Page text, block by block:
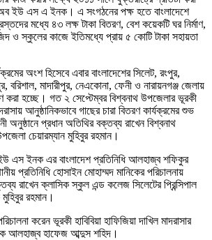
অব ইউ এস এ ইনক। এ সংগঠনের পক্ষ হতে বাংলাদেশে
মধ্যে ৪৩ লক্ষ টাকা বিতরণ, বেশ কয়েকটি ঘর নির্মাণ,
ও স্কুলের কাজে ইতিমধ্যে প্রায় ৫ কোটি টাকা সহায়তা
অংশ হিসেবে এবার বাংলাদেশের সিলেট, রংপুর,
বরিশাল, মাদারীপুর, নেএকোনা, ফেনী ও নারায়নগঞ্জ জেলায়
করা হচ্ছে। গত ২ সেপ্টেম্বর বিশ্বনাথ উপজেলার ভূরকী
আনুষ্ঠানিকভাবে গাছের চারা বিতরণ কার্যক্রমের শুভ
প্রধান অতিথির বক্তব্য রাখেন বিশ্বনাথ
চেয়ারম্যান মুহিবুর রহমান।
এস ইনক এর বাংলাদেশ প্রতিনিধি আলহাজ্ব শফিকুর
প্রতিনিধি হোসাইন মোহাম্মদ মানিকের পরিচালনায়
রাখেন ক্লাসিক স্কুল এন্ড কলেজ সিলেটের প্রিন্সিপাল
রহমান।
করেন ভূরকী হাবিবিয়া হাফিজিয়া দাখিল মাদরাসার
আলহাজ্ব হাফেজ আব্দুস শহিদ।